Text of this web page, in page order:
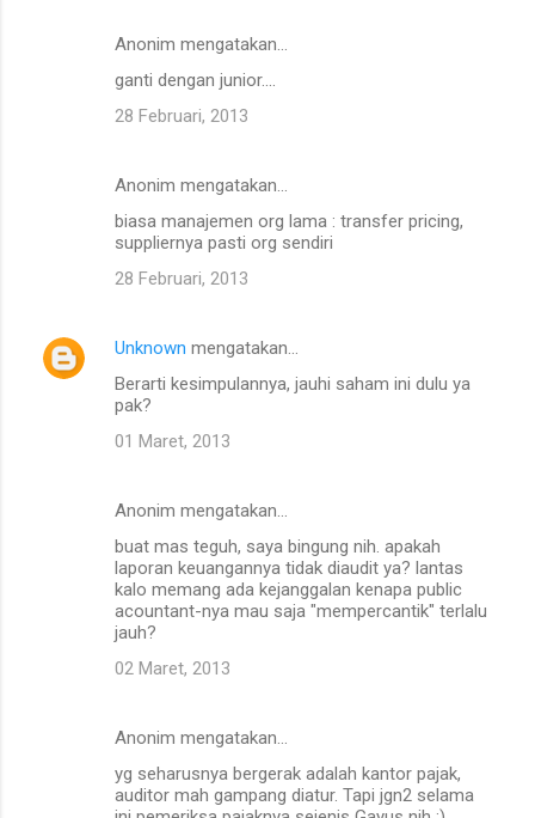
Anonim mengatakan…
ganti dengan junior....
28 Februari, 2013
Anonim mengatakan…
biasa manajemen org lama : transfer pricing,
suppliernya pasti org sendiri
28 Februari, 2013
Unknown mengatakan…
Berarti kesimpulannya, jauhi saham ini dulu ya
pak?
01 Maret, 2013
Anonim mengatakan…
buat mas teguh, saya bingung nih. apakah
laporan keuangannya tidak diaudit ya? lantas
kalo memang ada kejanggalan kenapa public
acountant-nya mau saja "mempercantik" terlalu
jauh?
02 Maret, 2013
Anonim mengatakan…
yg seharusnya bergerak adalah kantor pajak,
auditor mah gampang diatur. Tapi jgn2 selama